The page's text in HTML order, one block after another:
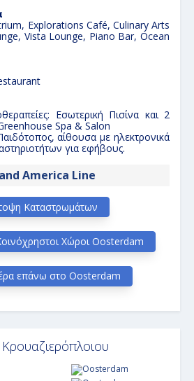
, Explorations Café, Culinary Arts
, Vista Lounge, Piano Bar,Ocean
Εσωτερική Πισίνα και 2
Spa & Salon
αίθουσα με ηλεκτρονικά
για εφήβους.
America Line
Καταστρωμάτων
Χώροι Oosterdam
επάνω στο Oosterdam